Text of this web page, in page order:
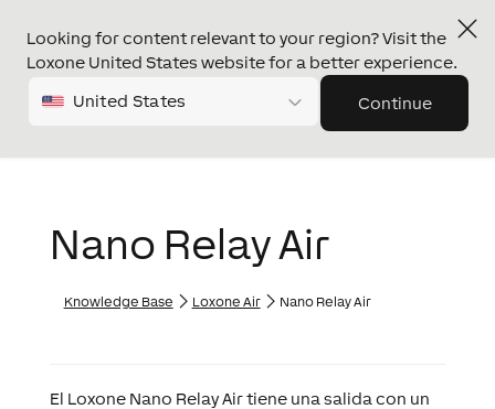
Looking for content relevant to your region? Visit the
Loxone United States website for a better experience.
United States Continue
Nano Relay Air
Knowledge Base Loxone Air Nano Relay Air
El Loxone Nano Relay Air tiene una salida con un